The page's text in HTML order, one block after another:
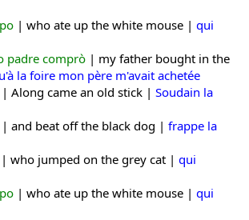
| who ate up the white mouse | qui
padre comprò | my father bought in the
la foire mon père m'avait achetée
| Along came an old stick | Soudain la
| and beat off the black dog | frappe la
| who jumped on the grey cat | qui
| who ate up the white mouse | qui